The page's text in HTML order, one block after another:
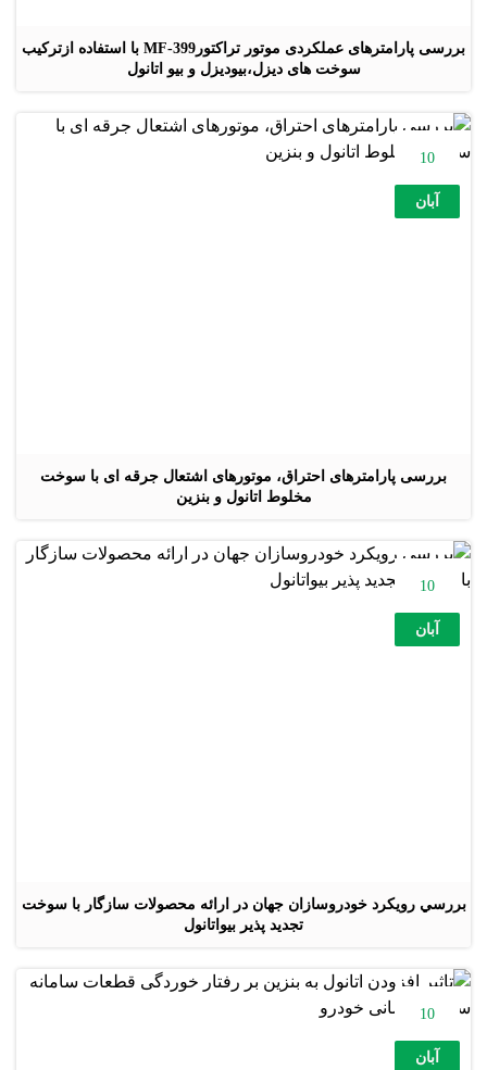
بررسی پارامترهای عملکردی موتور تراکتورMF-399 با استفاده ازترکیب
سوخت های دیزل،بیودیزل و بیو اتانول
بررسی پارامترهای احتراق، موتورهای اشتعال جرقه ای با سوخت
مخلوط اتانول و بنزین
10
آبان
بررسي رويكرد خودروسازان جهان در ارائه محصولات سازگار با سوخت
تجديد پذير بيواتانول
10
آبان
10
آبان